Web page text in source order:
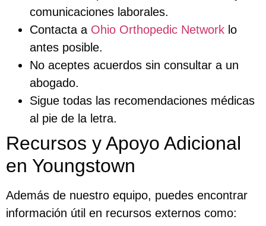
comunicaciones laborales.
Contacta a Ohio Orthopedic Network lo
antes posible.
No aceptes acuerdos sin consultar a un
abogado.
Sigue todas las recomendaciones médicas
al pie de la letra.
Recursos y Apoyo Adicional
en Youngstown
Además de nuestro equipo, puedes encontrar
información útil en recursos externos como: